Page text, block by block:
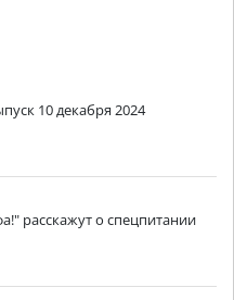
10 декабря 2024
расскажут о спецпитании